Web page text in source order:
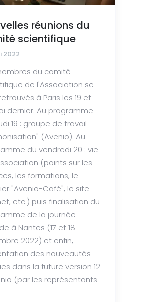
réunions du
scientifique
2022
du comité
de l'Association se
à Paris les 19 et
dernier. Au programme
19 : groupe de travail
(Avenio). Au
du vendredi 20 : vie
(points sur les
les formations, le
"Avenio-Café", le site
etc.) puis finalisation du
de la journée
à Nantes (17 et 18
2022) et enfin,
des nouveautés
dans la future version 12
(par les représentants